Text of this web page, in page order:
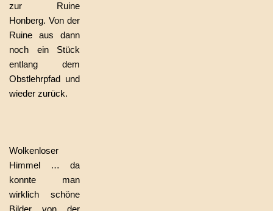
zur Ruine
Honberg. Von der
Ruine aus dann
noch ein Stück
entlang dem
Obstlehrpfad und
wieder zurück.
Wolkenloser
Himmel … da
konnte man
wirklich schöne
Bilder von der